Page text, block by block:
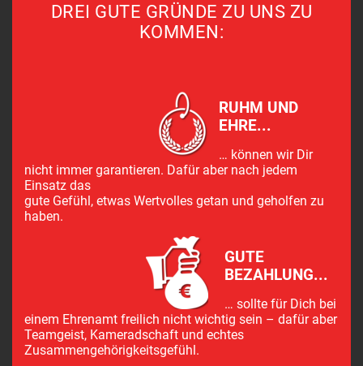
DREI GUTE GRÜNDE ZU UNS ZU
KOMMEN:
RUHM UND
EHRE...
… können wir Dir
nicht immer garantieren. Dafür aber nach jedem
Einsatz das
gute Gefühl, etwas Wertvolles getan und geholfen zu
haben.
GUTE
BEZAHLUNG...
… sollte für Dich bei
einem Ehrenamt freilich nicht wichtig sein – dafür aber
Teamgeist, Kameradschaft und echtes
Zusammengehörigkeitsgefühl.